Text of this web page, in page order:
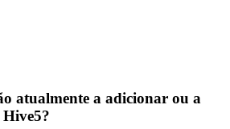
atualmente a adicionar ou a